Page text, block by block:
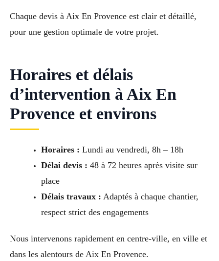
Chaque devis à Aix En Provence est clair et détaillé,
pour une gestion optimale de votre projet.
Horaires et délais
d’intervention à Aix En
Provence et environs
Horaires : Lundi au vendredi, 8h – 18h
Délai devis : 48 à 72 heures après visite sur
place
Délais travaux : Adaptés à chaque chantier,
respect strict des engagements
Nous intervenons rapidement en centre-ville, en ville et
dans les alentours de Aix En Provence.